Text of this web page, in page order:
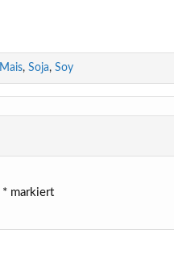
Mais, Soja, Soy
*markiert